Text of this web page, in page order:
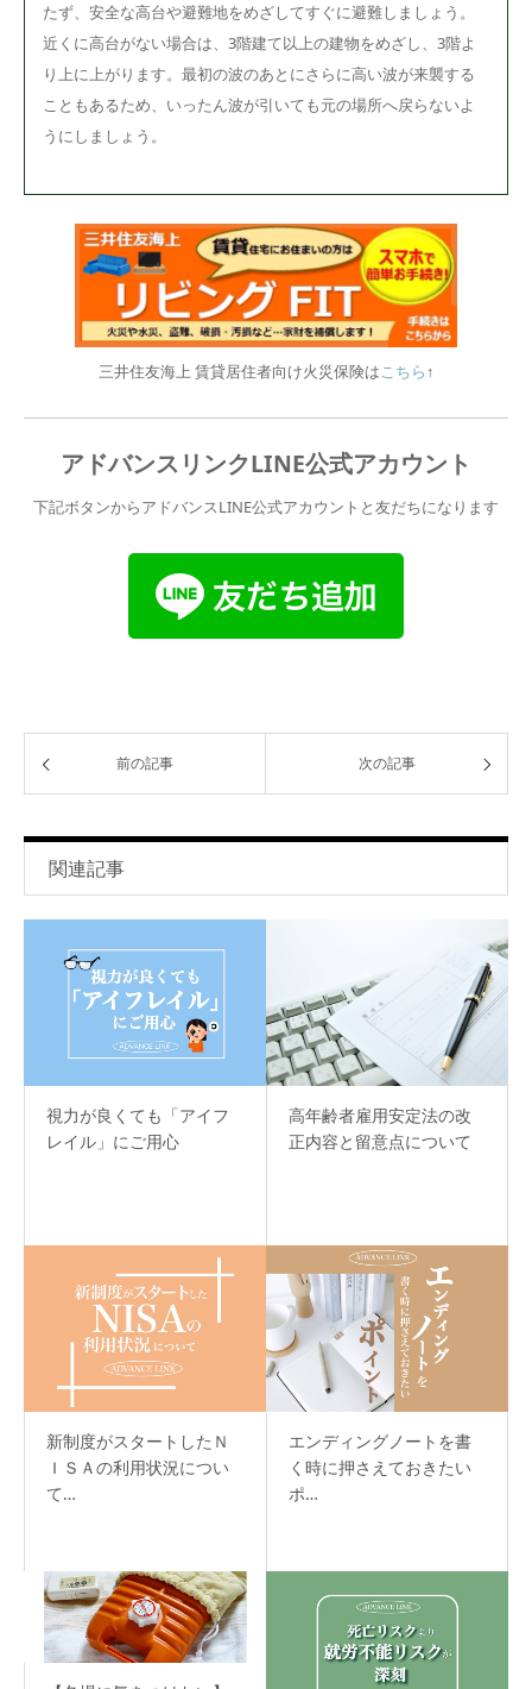
たず、安全な高台や避難地をめざしてすぐに避難しましょう。
近くに高台がない場合は、3階建て以上の建物をめざし、3階よ
り上に上がります。最初の波のあとにさらに高い波が来襲する
こともあるため、いったん波が引いても元の場所へ戻らないよ
うにしましょう。
三井住友海上 賃貸居住者向け火災保険はこちら ↑
アドバンスリンクLINE公式アカウント
下記ボタンからアドバンスLINE公式アカウントと友だちになります
前の記事 次の記事
関連記事
視力が良くても「アイフ
レイル」にご用心
高年齢者雇用安定法の改
正内容と留意点について
新制度がスタートしたＮ
ＩＳＡの利用状況につい
て…
エンディングノートを書
く時に押さえておきたい
ポ…